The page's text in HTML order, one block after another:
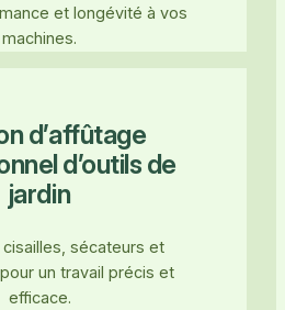
et longévité à vos
machines.
d’affûtage
d’outils de
jardin
sécateurs et
un travail précis et
efficace.